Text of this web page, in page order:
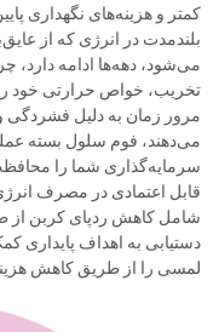
کمتر و هزینه‌های نگهداری
بلندمدت در انرژی که از
می‌شود، دهه‌ها ادامه دارد،
تخریب، خواص حرارتی خود
مرور زمان به دلیل فشردگی
می‌دهند، فوم سلول بسته
سرمایه‌گذاری شما را
قابل اعتمادی در مصرف
شامل کاهش ردپای کربن
دستیابی به اهداف پایداری
لمسی را از طریق کاهش